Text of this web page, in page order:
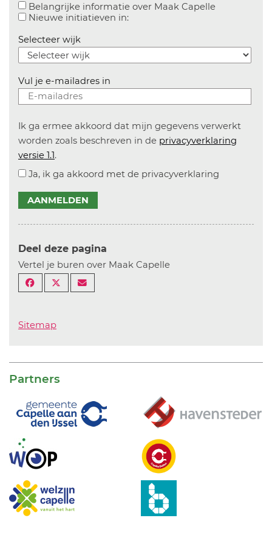
Belangrijke informatie over Maak CapelleAanvinken
Nieuwe initiatieven in:Aanvinken om informatie over
Selecteer wijk
Vul je e-mailadres in
Ik ga ermee akkoord dat mijn gegevens verwerkt
worden zoals beschreven in de privacyverklaring
versie 1.1.
Ja, ik ga akkoord met de privacyverklaring
AANMELDEN
Deel deze pagina
Vertel je buren over Maak Capelle
Sitemap
Partners